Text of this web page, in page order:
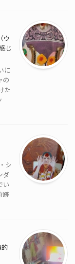
ウ
じ
に
の
た
シ
ダ
い
跡